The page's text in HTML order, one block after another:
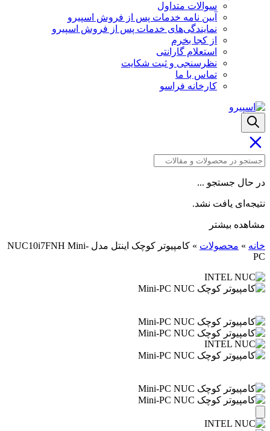
سوالات متداول
آیین نامه خدمات پس از فروش اسپیرو
نمایندگی‌های خدمات پس از فروش اسپیرو
از کجا بخرم
استعلام گارانتی
نظرسنجی و ثبت شکایت
تماس با ما
کارخانه فراسو
در حال جستجو ...
نتیجه‌ای یافت نشد.
مشاهده بیشتر
خانه » محصولات »
کامپیوتر کوچک اینتل مدل NUC10i7FNH Mini-
PC